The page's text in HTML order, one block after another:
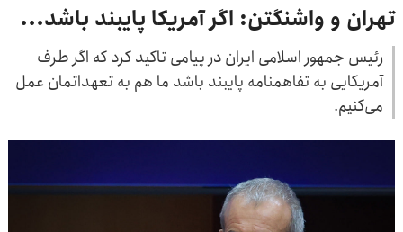
تهران و واشنگتن: اگر آمریکا پایبند باشد...
رئیس جمهور اسلامی ایران در پیامی تاکید کرد که اگر طرف
آمریکایی به تفاهمنامه پایبند باشد ما هم به تعهداتمان عمل
می‌کنیم.